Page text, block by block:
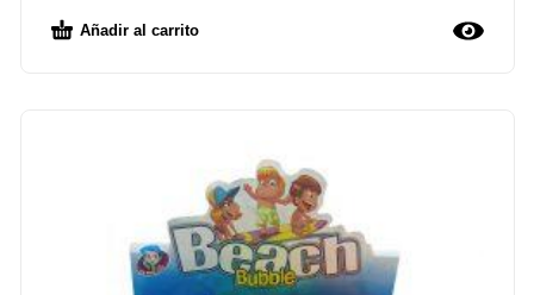
Añadir al carrito